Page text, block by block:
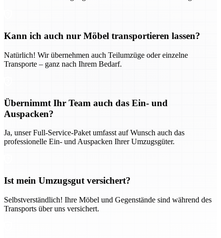
Kann ich auch nur Möbel transportieren lassen?
Natürlich! Wir übernehmen auch Teilumzüge oder einzelne
Transporte – ganz nach Ihrem Bedarf.
Übernimmt Ihr Team auch das Ein- und
Auspacken?
Ja, unser Full-Service-Paket umfasst auf Wunsch auch das
professionelle Ein- und Auspacken Ihrer Umzugsgüter.
Ist mein Umzugsgut versichert?
Selbstverständlich! Ihre Möbel und Gegenstände sind während des
Transports über uns versichert.